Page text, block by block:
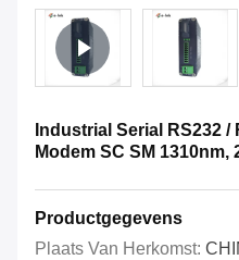
Industrial Serial RS232 /
Modem SC SM 1310nm,
Productgegevens
Plaats Van Herkomst: